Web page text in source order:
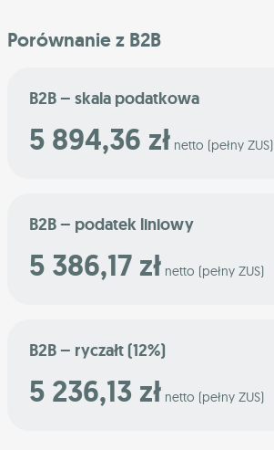
Porównanie z B2B
B2B – skala podatkowa
5 894,36 zł netto (pełny ZUS)
B2B – podatek liniowy
5 386,17 zł netto (pełny ZUS)
B2B – ryczałt (12%)
5 236,13 zł netto (pełny ZUS)